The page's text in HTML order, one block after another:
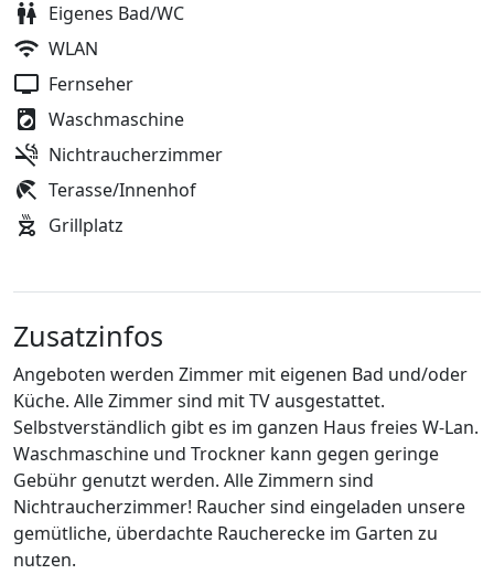
Eigenes Bad/WC
WLAN
Fernseher
Waschmaschine
Nichtraucherzimmer
Terasse/Innenhof
Grillplatz
Zusatzinfos
Angeboten werden Zimmer mit eigenen Bad und/oder
Küche. Alle Zimmer sind mit TV ausgestattet.
Selbstverständlich gibt es im ganzen Haus freies W-Lan.
Waschmaschine und Trockner kann gegen geringe
Gebühr genutzt werden. Alle Zimmern sind
Nichtraucherzimmer! Raucher sind eingeladen unsere
gemütliche, überdachte Raucherecke im Garten zu
nutzen.